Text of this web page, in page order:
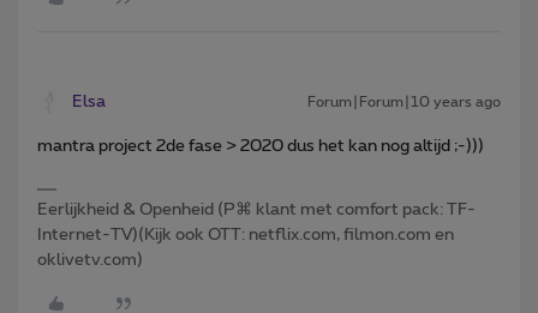
Elsa Forum|Forum|10 years ago
mantra project 2de fase > 2020 dus het kan nog altijd ;-)))
Eerlijkheid & Openheid (P⌘ klant met comfort pack: TF-
Internet-TV)(Kijk ook OTT: netflix.com, filmon.com en
oklivetv.com)